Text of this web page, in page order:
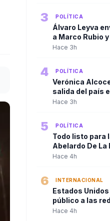
Congreso.
3 POLÍTICA
Álvaro Leyva
a Marco Rubio
denuncias
Hace 3h
4 POLÍTICA
Verónica
salida del país
¿también se irá
Hace 3h
5 POLÍTICA
Todo listo para
Abelardo De La
Cali
Hace 4h
6 INTERNACIONAL
Estados
público a las
quienes
Hace 4h